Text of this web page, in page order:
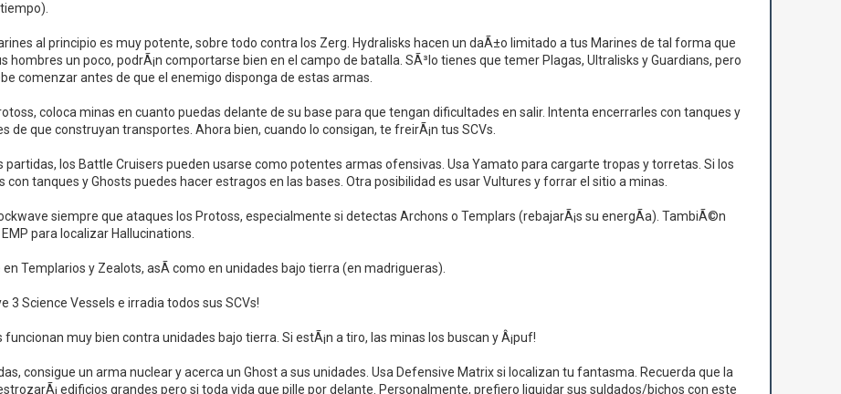
al principio es muy potente, sobre todo contra los Zerg. Hydralisks hacen un daÃ±o limitado a tus Marines de tal forma que
hombres un poco, podrÃ¡n comportarse bien en el campo de batalla. SÃ³lo tienes que temer Plagas, Ultralisks y Guardians, pero
comenzar antes de que el enemigo disponga de estas armas.
coloca minas en cuanto puedas delante de su base para que tengan dificultades en salir. Intenta encerrarles con tanques y
de que construyan transportes. Ahora bien, cuando lo consigan, te freirÃ¡n tus SCVs.
partidas, los Battle Cruisers pueden usarse como potentes armas ofensivas. Usa Yamato para cargarte tropas y torretas. Si los
con tanques y Ghosts puedes hacer estragos en las bases. Otra posibilidad es usar Vultures y forrar el sitio a minas.
siempre que ataques los Protoss, especialmente si detectas Archons o Templars (rebajarÃ¡s su energÃ­a). TambiÃ©n
para localizar Hallucinations.
en Templarios y Zealots, asÃ­ como en unidades bajo tierra (en madrigueras).
3 Science Vessels e irradia todos sus SCVs!
funcionan muy bien contra unidades bajo tierra. Si estÃ¡n a tiro, las minas los buscan y Â¡puf!
consigue un arma nuclear y acerca un Ghost a sus unidades. Usa Defensive Matrix si localizan tu fantasma. Recuerda que la
edificios grandes pero si toda vida que pille por delante. Personalmente, prefiero liquidar sus suldados/bichos con este